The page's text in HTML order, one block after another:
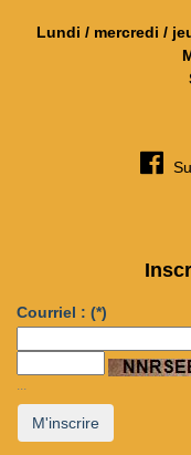
Lundi / mercredi /
Courriel : (*)
...
M'inscrire